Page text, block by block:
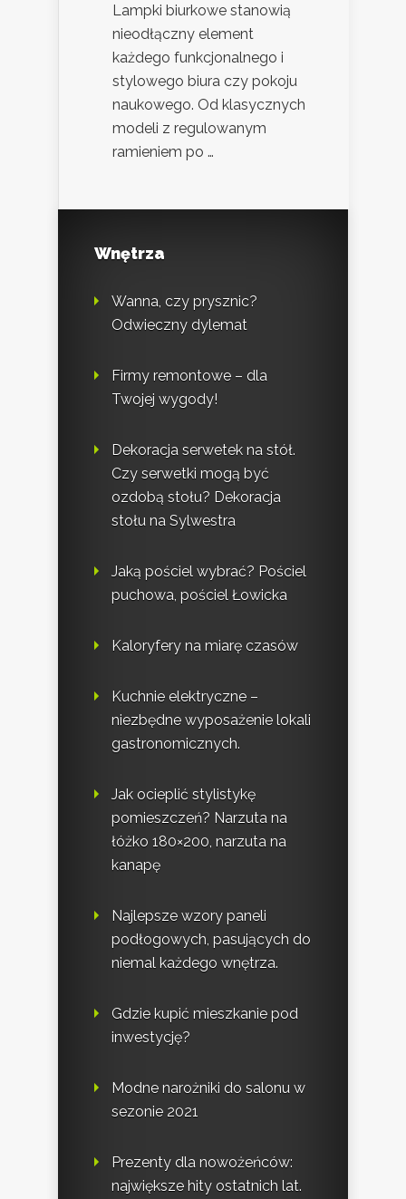
Lampki biurkowe stanowią
nieodłączny element
każdego funkcjonalnego i
stylowego biura czy pokoju
naukowego. Od klasycznych
modeli z regulowanym
ramieniem po …
Wnętrza
Wanna, czy prysznic?
Odwieczny dylemat
Firmy remontowe – dla
Twojej wygody!
Dekoracja serwetek na stół.
Czy serwetki mogą być
ozdobą stołu? Dekoracja
stołu na Sylwestra
Jaką pościel wybrać? Pościel
puchowa, pościel Łowicka
Kaloryfery na miarę czasów
Kuchnie elektryczne –
niezbędne wyposażenie lokali
gastronomicznych.
Jak ocieplić stylistykę
pomieszczeń? Narzuta na
łóżko 180×200, narzuta na
kanapę
Najlepsze wzory paneli
podłogowych, pasujących do
niemal każdego wnętrza.
Gdzie kupić mieszkanie pod
inwestycję?
Modne narożniki do salonu w
sezonie 2021
Prezenty dla nowożeńców:
największe hity ostatnich lat.